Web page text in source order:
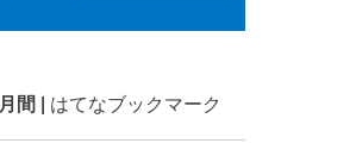
月間 はてなブックマーク